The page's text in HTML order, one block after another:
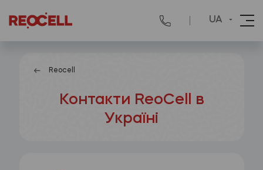
UA
Reocell
Контакти ReoCell в
Україні